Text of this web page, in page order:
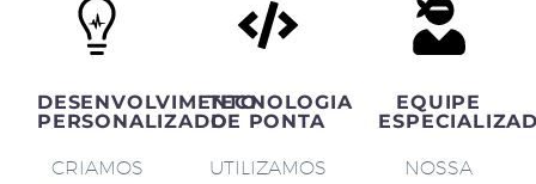
DESENVOLVIMENTO
PERSONALIZADO
CRIAMOS
TECNOLOGIA
DE PONTA
UTILIZAMOS
EQUIPE
NOSSA